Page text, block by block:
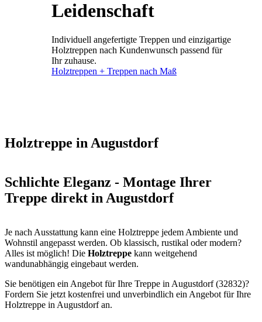
Leidenschaft
Individuell angefertigte Treppen und einzigartige
Holztreppen nach Kundenwunsch passend für
Ihr zuhause.
Holztreppen + Treppen nach Maß
Holztreppe in Augustdorf
Schlichte Eleganz - Montage Ihrer
Treppe direkt in Augustdorf
Je nach Ausstattung kann eine Holztreppe jedem Ambiente und
Wohnstil angepasst werden. Ob klassisch, rustikal oder modern?
Alles ist möglich! Die Holztreppe kann weitgehend
wandunabhängig eingebaut werden.
Sie benötigen ein Angebot für Ihre Treppe in Augustdorf (32832)?
Fordern Sie jetzt kostenfrei und unverbindlich ein Angebot für Ihre
Holztreppe in Augustdorf an.